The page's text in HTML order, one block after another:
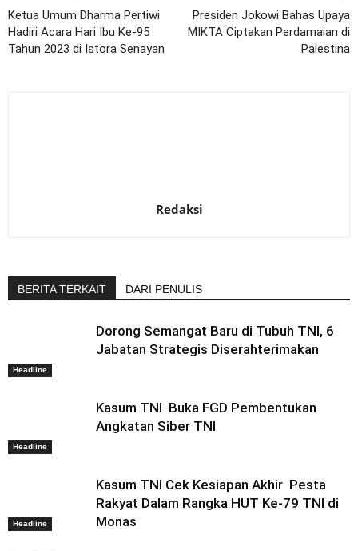
Ketua Umum Dharma Pertiwi
Hadiri Acara Hari Ibu Ke-95
Tahun 2023 di Istora Senayan
Presiden Jokowi Bahas Upaya
MIKTA Ciptakan Perdamaian di
Palestina
Redaksi
BERITA TERKAIT DARI PENULIS
Headline
Dorong Semangat Baru di Tubuh TNI, 6
Jabatan Strategis Diserahterimakan
Headline
Kasum TNI Buka FGD Pembentukan
Angkatan Siber TNI
Headline
Kasum TNI Cek Kesiapan Akhir Pesta
Rakyat Dalam Rangka HUT Ke-79 TNI di
Monas